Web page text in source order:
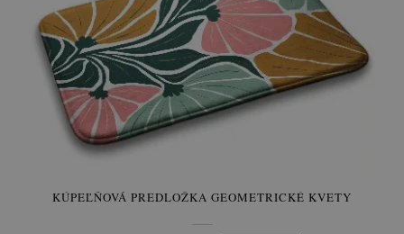
KÚPEĽŇOVÁ PREDLOŽKA GEOMETRICKÉ KVETY